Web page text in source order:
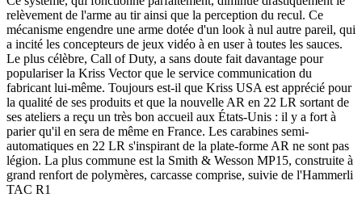
relèvement de l'arme au tir ainsi que la perception du recul. Ce
mécanisme engendre une arme dotée d'un look à nul autre pareil, qui
a incité les concepteurs de jeux vidéo à en user à toutes les sauces.
Le plus célèbre, Call of Duty, a sans doute fait davantage pour
populariser la Kriss Vector que le service communication du
fabricant lui-même. Toujours est-il que Kriss USA est apprécié pour
la qualité de ses produits et que la nouvelle AR en 22 LR sortant de
ses ateliers a reçu un très bon accueil aux États-Unis : il y a fort à
parier qu'il en sera de même en France. Les carabines semi-
automatiques en 22 LR s'inspirant de la plate-forme AR ne sont pas
légion. La plus commune est la Smith & Wesson MP15, construite à
grand renfort de polymères, carcasse comprise, suivie de l'Hammerli
TAC R1